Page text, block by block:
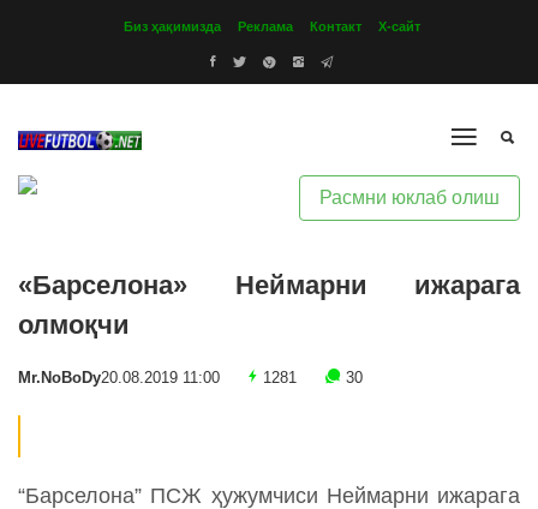
Биз ҳақимизда Реклама Контакт Х-сайт
Расмни юклаб олиш
«Барселона» Неймарни ижарага
олмоқчи
Mr.NoBoDy20.08.2019 11:00 1281 30
“Барселона” ПСЖ ҳужумчиси Неймарни ижарага